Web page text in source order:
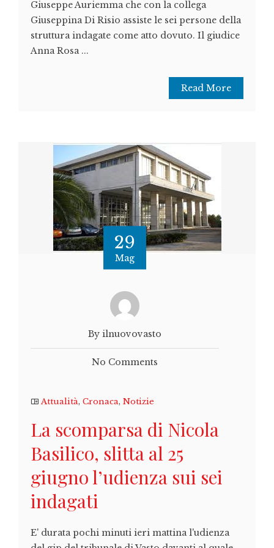
Giuseppe Auriemma che con la collega
Giuseppina Di Risio assiste le sei persone della
struttura indagate come atto dovuto. Il giudice
Anna Rosa ...
Read More
29
Mag
By ilnuovovasto
No Comments
Attualità, Cronaca, Notizie
La scomparsa di Nicola
Basilico, slitta al 25
giugno l’udienza sui sei
indagati
E' durata pochi minuti ieri mattina l'udienza